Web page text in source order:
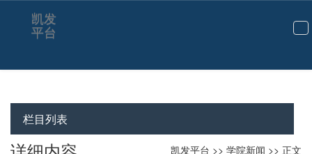
切
航
凯发
平台
栏目列表
凯发平台 >> 学院新闻 >> 正文